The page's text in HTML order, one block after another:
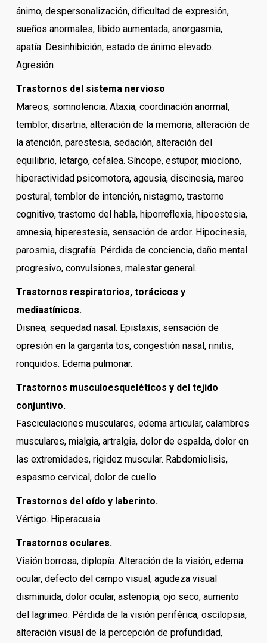
ánimo, despersonalización, dificultad de expresión,
sueños anormales, libido aumentada, anorgasmia,
apatía. Desinhibición, estado de ánimo elevado.
Agresión
Trastornos del sistema nervioso
Mareos, somnolencia. Ataxia, coordinación anormal,
temblor, disartria, alteración de la memoria, alteración de
la atención, parestesia, sedación, alteración del
equilibrio, letargo, cefalea. Síncope, estupor, mioclono,
hiperactividad psicomotora, ageusia, discinesia, mareo
postural, temblor de intención, nistagmo, trastorno
cognitivo, trastorno del habla, hiporreflexia, hipoestesia,
amnesia, hiperestesia, sensación de ardor. Hipocinesia,
parosmia, disgrafía. Pérdida de conciencia, daño mental
progresivo, convulsiones, malestar general.
Trastornos respiratorios, torácicos y
mediastínicos.
Disnea, sequedad nasal. Epistaxis, sensación de
opresión en la garganta tos, congestión nasal, rinitis,
ronquidos. Edema pulmonar.
Trastornos musculoesqueléticos y del tejido
conjuntivo.
Fasciculaciones musculares, edema articular, calambres
musculares, mialgia, artralgia, dolor de espalda, dolor en
las extremidades, rigidez muscular. Rabdomiolisis,
espasmo cervical, dolor de cuello
Trastornos del oído y laberinto.
Vértigo. Hiperacusia.
Trastornos oculares.
Visión borrosa, diplopía. Alteración de la visión, edema
ocular, defecto del campo visual, agudeza visual
disminuida, dolor ocular, astenopia, ojo seco, aumento
del lagrimeo. Pérdida de la visión periférica, oscilopsia,
alteración visual de la percepción de profundidad,